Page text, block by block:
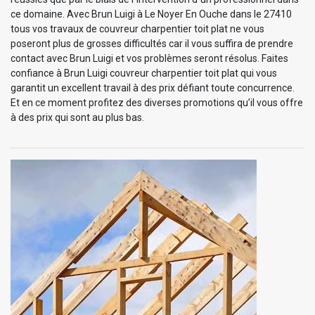
ce domaine. Avec Brun Luigi à Le Noyer En Ouche dans le 27410
tous vos travaux de couvreur charpentier toit plat ne vous
poseront plus de grosses difficultés car il vous suffira de prendre
contact avec Brun Luigi et vos problèmes seront résolus. Faites
confiance à Brun Luigi couvreur charpentier toit plat qui vous
garantit un excellent travail à des prix défiant toute concurrence.
Et en ce moment profitez des diverses promotions qu’il vous offre
à des prix qui sont au plus bas.